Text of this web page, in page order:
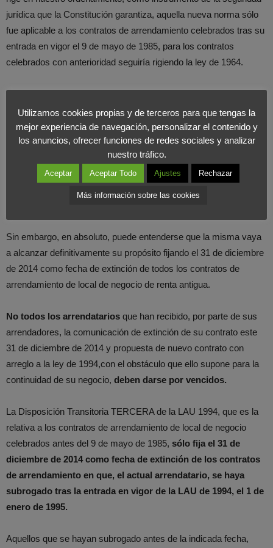
jurídica que la Constitución garantiza, aquella nueva norma sólo
fue aplicable a los contratos de arrendamiento celebrados tras su
entrada en vigor el 9 de mayo de 1985, para los contratos
celebrados con anterioridad seguiría rigiendo la ley de 1964.
Al dictarse la vigente ley de 1994 era claro el desequilibrio
existente en los derechos del arrendatario según la fecha de
celebración del contrato. Pues bien, la vigente ley de
arrendamientos urbanos de 1994, en sus Disposiciones
Transitorias se ocupó de éstos denominados arrendamientos de
“renta antigua” para tratar de reconducirlos a una situación de
Sin embargo, en absoluto, puede entenderse que la misma vaya
a alcanzar definitivamente su propósito fijando el 31 de diciembre
de 2014 como fecha de extinción de todos los contratos de
arrendamiento de local de negocio de renta antigua.
No todos los arrendatarios que han recibido, por parte de sus
arrendadores, la comunicación de extinción de su contrato este
31 de diciembre de 2014 y propuesta de nuevo contrato con
arreglo a la ley de 1994,con el obstáculo que ello supone para la
continuidad de su negocio, deben darse por vencidos.
La Disposición Transitoria TERCERA de la LAU 1994, que es la
relativa a los contratos de arrendamiento de local de negocio
celebrados antes del 9 de mayo de 1985, sólo fija el 31 de
diciembre de 2014 como fecha de extinción de los contratos
de arrendamiento en que, el actual arrendatario, se haya
subrogado tras la entrada en vigor de la LAU de 1994, el 1 de
enero de 1995.
Aquellos que se hayan subrogado antes de la indicada fecha,
Utilizamos cookies propias y de terceros para que tengas la
mejor experiencia de navegación, personalizar el contenido y
los anuncios, ofrecer funciones de redes sociales y analizar
nuestro tráfico.
Aceptar Aceptar Todo Ajustes Rechazar
Más información sobre las cookies